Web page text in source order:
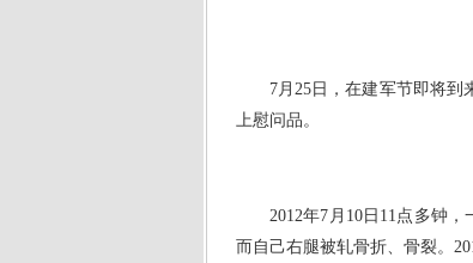
7月25日，在建军节即将
上慰问品。
2012年7月10日11点多钟
而自己右腿被轧骨折、骨裂。